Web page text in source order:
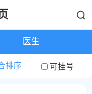
医生
排序 可挂号